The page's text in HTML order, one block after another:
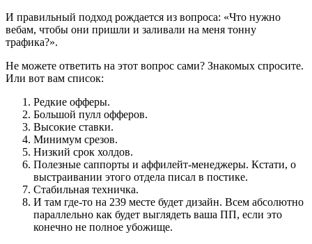
И правильный подход рождается из вопроса: «Что нужно
вебам, чтобы они пришли и заливали на меня тонну
трафика?».
Не можете ответить на этот вопрос сами? Знакомых спросите.
Или вот вам список:
Редкие офферы.
Большой пулл офферов.
Высокие ставки.
Минимум срезов.
Низкий срок холдов.
Полезные саппорты и аффилейт-менеджеры. Кстати, о
выстраивании этого отдела писал в постике.
Стабильная техничка.
И там где-то на 239 месте будет дизайн. Всем абсолютно
параллельно как будет выглядеть ваша ПП, если это
конечно не полное убожище.